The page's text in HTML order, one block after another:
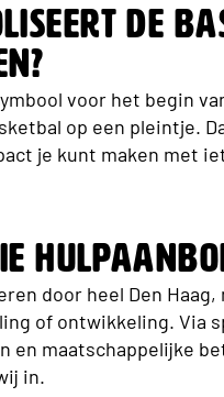
de
voor het begin
op een pleintje.
je kunt maken met
door heel Den
of ontwikkeling. Via
en maatschappelijke
in.